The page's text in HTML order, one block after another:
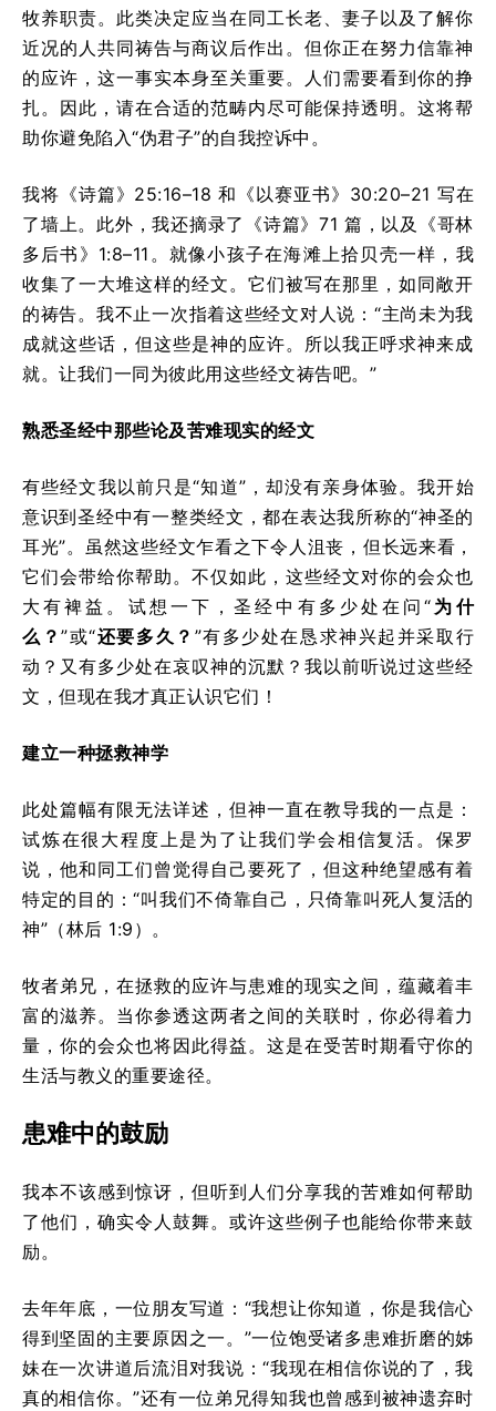
牧养职责。此类决定应当在同工长老、妻子以及了解你
近况的人共同祷告与商议后作出。但你正在努力信靠神
的应许，这一事实本身至关重要。人们需要看到你的挣
扎。因此，请在合适的范畴内尽可能保持透明。这将帮
助你避免陷入“伪君子”的自我控诉中。
我将《诗篇》25:16–18 和《以赛亚书》30:20–21 写在
了墙上。此外，我还摘录了《诗篇》71 篇，以及《哥林
多后书》1:8–11。就像小孩子在海滩上拾贝壳一样，我
收集了一大堆这样的经文。它们被写在那里，如同敞开
的祷告。我不止一次指着这些经文对人说：“主尚未为我
成就这些话，但这些是神的应许。所以我正呼求神来成
就。让我们一同为彼此用这些经文祷告吧。”
熟悉圣经中那些论及苦难现实的经文
有些经文我以前只是“知道”，却没有亲身体验。我开始
意识到圣经中有一整类经文，都在表达我所称的“神圣的
耳光”。虽然这些经文乍看之下令人沮丧，但长远来看，
它们会带给你帮助。不仅如此，这些经文对你的会众也
大有裨益。试想一下，圣经中有多少处在问“ 为什
么？”或“还要多久？ ”有多少处在恳求神兴起并采取行
动？又有多少处在哀叹神的沉默？我以前听说过这些经
文，但现在我才真正认识它们！
建立一种拯救神学
此处篇幅有限无法详述，但神一直在教导我的一点是：
试炼在很大程度上是为了让我们学会相信复活。保罗
说，他和同工们曾觉得自己要死了，但这种绝望感有着
特定的目的：“叫我们不倚靠自己，只倚靠叫死人复活的
神”（林后 1:9）。
牧者弟兄，在拯救的应许与患难的现实之间，蕴藏着丰
富的滋养。当你参透这两者之间的关联时，你必得着力
量，你的会众也将因此得益。这是在受苦时期看守你的
生活与教义的重要途径。
患难中的鼓励
我本不该感到惊讶，但听到人们分享我的苦难如何帮助
了他们，确实令人鼓舞。或许这些例子也能给你带来鼓
励。
去年年底，一位朋友写道：“我想让你知道，你是我信心
得到坚固的主要原因之一。”一位饱受诸多患难折磨的姊
妹在一次讲道后流泪对我说：“我现在相信你说的了，我
真的相信你。”还有一位弟兄得知我也曾感到被神遗弃时